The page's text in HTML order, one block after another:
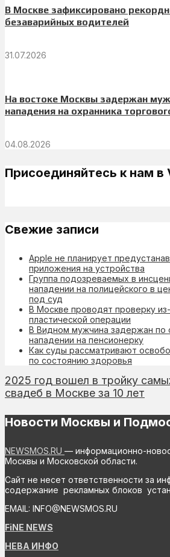
В Москве зафиксировано
безаварийных водителей
31.07.2026
На востоке Москвы задержан
нападения на охранника
04.08.2026
Присоединяйтесь к нам в
Свежие записи
Apple не планирует
приложения на устройства
Группа подозреваемых в
нападении на полицейского в
под суд
В Москве проводят проверку
пластической операции
В Видном мужчина задержан по
нападении на пенсионерку
Как суды рассматривают
по состоянию здоровья
2025 год вошел в тройку
свадеб в Москве за 10 лет
Новости Москвы и
NEWSMOS.RU — информационно-
Москвы и Московской области.
Сайт не несет ответственности за
содержание рекламных блоков
EMAIL: INFO@NEWSMOS.RU
FiNE NEWS
НЕВА ИНФО